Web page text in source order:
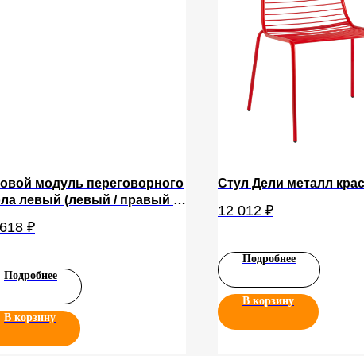
модуль переговорного
левый (левый / правый -
на столешнице
₽
Подробнее
В корзину
Стул Дели металл
12 012 ₽
Подробнее
В корзину